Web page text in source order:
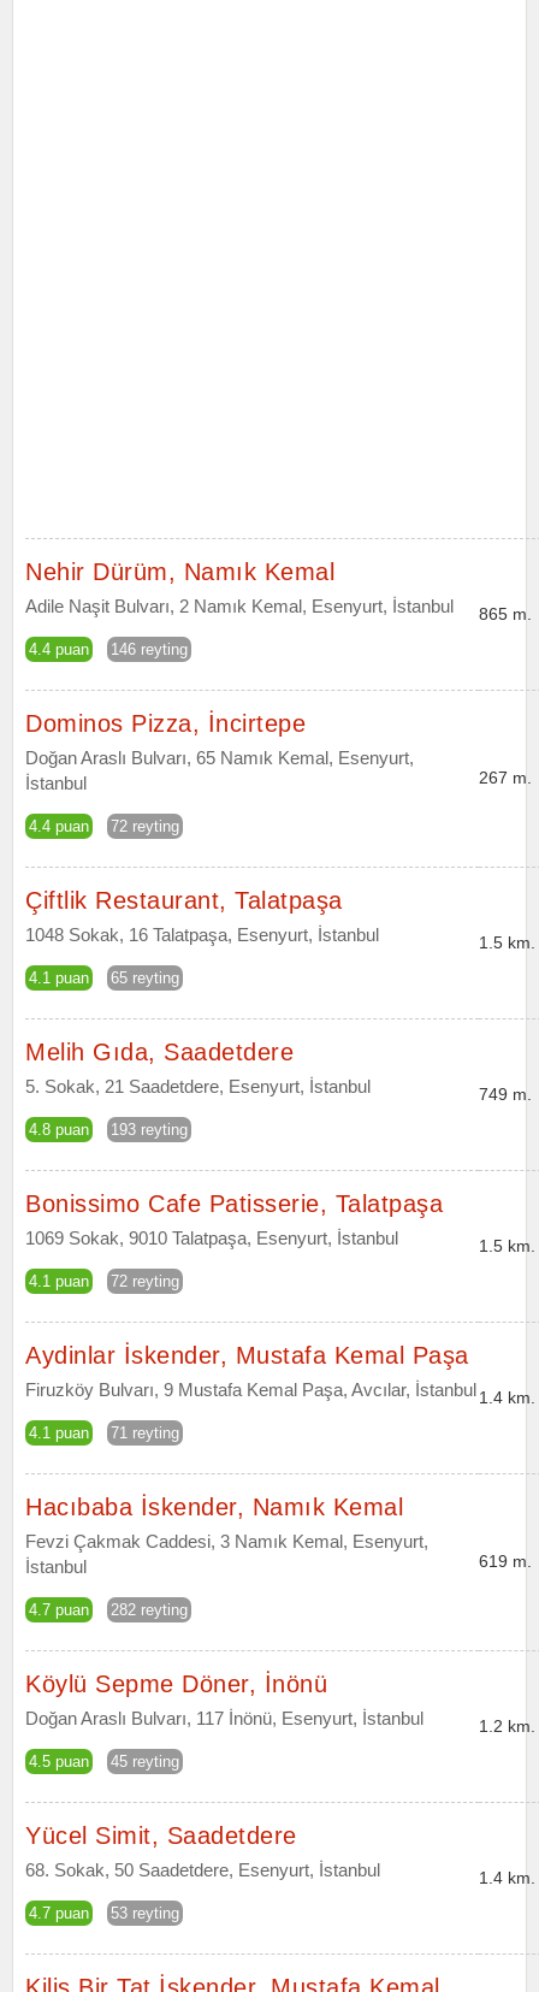
Nehir Dürüm, Namık Kemal
Adile Naşit Bulvarı, 2 Namık Kemal, Esenyurt, İstanbul
4.4 puan 146 reyting
865 m.
Dominos Pizza, İncirtepe
Doğan Araslı Bulvarı, 65 Namık Kemal, Esenyurt,
İstanbul
4.4 puan 72 reyting
267 m.
Çiftlik Restaurant, Talatpaşa
1048 Sokak, 16 Talatpaşa, Esenyurt, İstanbul
4.1 puan 65 reyting
1.5 km.
Melih Gıda, Saadetdere
5. Sokak, 21 Saadetdere, Esenyurt, İstanbul
4.8 puan 193 reyting
749 m.
Bonissimo Cafe Patisserie, Talatpaşa
1069 Sokak, 9010 Talatpaşa, Esenyurt, İstanbul
4.1 puan 72 reyting
1.5 km.
Aydinlar İskender, Mustafa Kemal Paşa
Firuzköy Bulvarı, 9 Mustafa Kemal Paşa, Avcılar, İstanbul
4.1 puan 71 reyting
1.4 km.
Hacıbaba İskender, Namık Kemal
Fevzi Çakmak Caddesi, 3 Namık Kemal, Esenyurt,
İstanbul
4.7 puan 282 reyting
619 m.
Köylü Sepme Döner, İnönü
Doğan Araslı Bulvarı, 117 İnönü, Esenyurt, İstanbul
4.5 puan 45 reyting
1.2 km.
Yücel Simit, Saadetdere
68. Sokak, 50 Saadetdere, Esenyurt, İstanbul
4.7 puan 53 reyting
1.4 km.